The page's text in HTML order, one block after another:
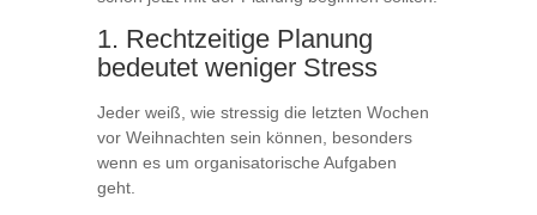
1. Rechtzeitige Planung
bedeutet weniger Stress
Jeder weiß, wie stressig die letzten Wochen
vor Weihnachten sein können, besonders
wenn es um organisatorische Aufgaben
geht.